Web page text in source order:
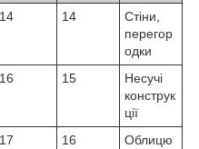
14 14
Стіни,
перегор
одки
16 15
Несучі
конструк
ції
17 16
Облицю